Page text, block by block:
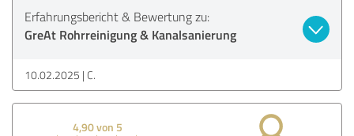
Erfahrungsbericht & Bewertung zu:
GreAt Rohrreinigung & Kanalsanierung
10.02.2025 C.
4,90 von 5